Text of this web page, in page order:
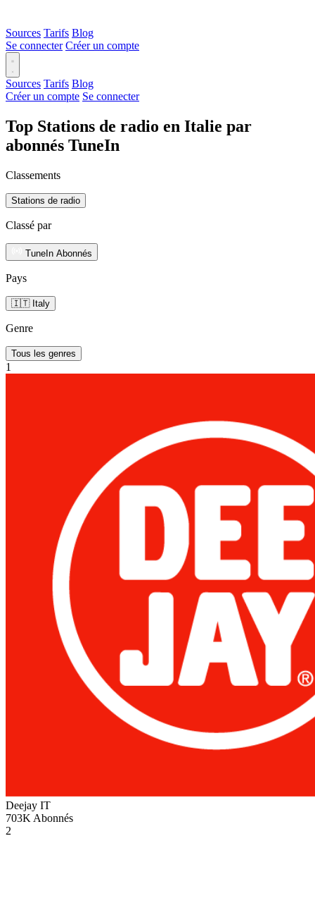
Sources Tarifs Blog
Se connecter Créer un compte
Sources Tarifs Blog
Créer un compte Se connecter
Top Stations de radio en Italie par
abonnés TuneIn
Classements
Stations de radio
Classé par
TuneIn Abonnés
Pays
🇮🇹 Italy
Genre
Tous les genres
1
Deejay IT
703K Abonnés
2